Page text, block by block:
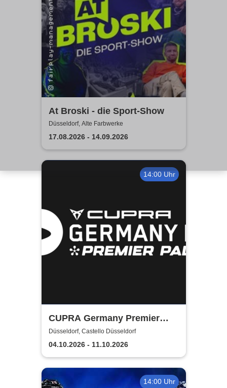
At Broski - die Sport-Show
Düsseldorf, Alte Farbwerke
17.08.2026 - 14.09.2026
14:00 Uhr
CUPRA Germany Premier
Padel P2
Düsseldorf, Castello Düsseldorf
04.10.2026 - 11.10.2026
14:00 Uhr